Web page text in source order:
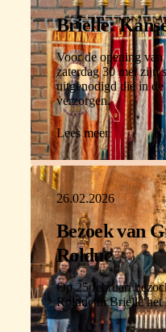
Brielle:
Voor de opening van
zaterdag 30 mei zijn
uitgenodigd die in de
verzorgen.
Lees meer
26.02.2026
Bezoek van
Rolduc
Op 25 februari
Rolduc in Brielle het